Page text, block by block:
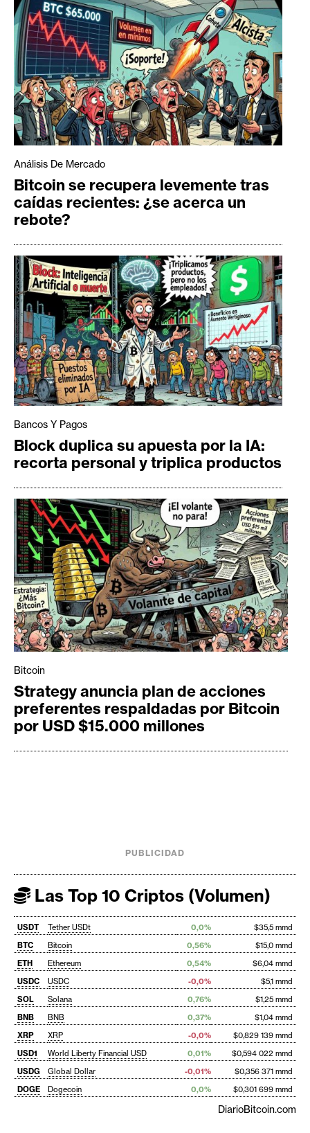
Análisis De Mercado
Bitcoin se recupera levemente tras
caídas recientes: ¿se acerca un
rebote?
Bancos Y Pagos
Block duplica su apuesta por la IA:
recorta personal y triplica productos
Bitcoin
Strategy anuncia plan de acciones
preferentes respaldadas por Bitcoin
por USD $15.000 millones
PUBLICIDAD
Las Top 10 Criptos (Volumen)
USDT Tether USDt 0,0%
$35,5 mmd
BTC
Bitcoin 0,56%
$15,0 mmd
ETH
Ethereum 0,54%
$6,04 mmd
USDC
USDC -0,0%
$5,1 mmd
SOL
Solana 0,76%
$1,25 mmd
BNB
BNB 0,37%
$1,04 mmd
XRP
XRP -0,0%
$0,829 139 mmd
USD1
World Liberty Financial USD 0,01%
$0,594 022 mmd
USDG
Global Dollar -0,01%
$0,356 371 mmd
DOGE
Dogecoin 0,0% $0,301 699 mmd
DiarioBitcoin.com